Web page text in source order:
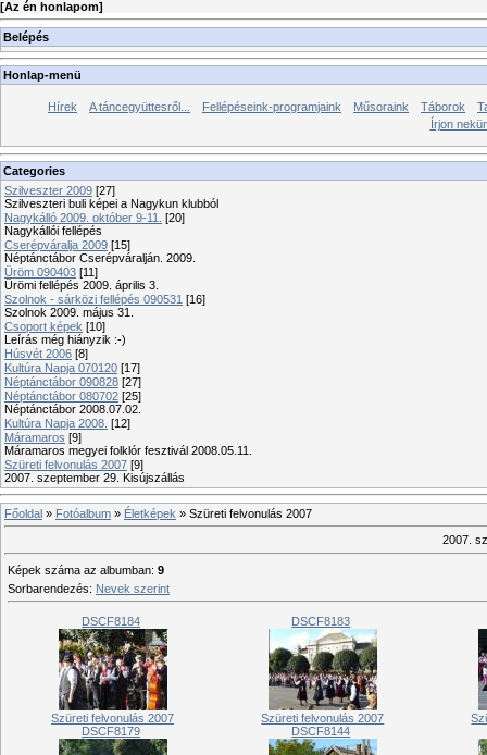
[Az én honlapom]
Belépés
Honlap-menü
Hírek A táncegyüttesről... Fellépéseink-programjaink Műsoraink Táborok
Írjon
Categories
Szilveszter 2009 [27]
Szilveszteri buli képei a Nagykun klubból
Nagykálló 2009. október 9-11.
[20]
Nagykállói fellépés
Cserépváralja 2009 [15]
Néptánctábor Cserépváralján. 2009.
Üröm 090403 [11]
Ürömi fellépés 2009. április 3.
Szolnok - sárközi fellépés 090531 [16]
Szolnok 2009. május 31.
Csoport képek [10]
Leírás még hiányzik :-)
Húsvét 2006 [8]
Kultúra Napja 070120 [17]
Néptánctábor 090828 [27]
Néptánctábor 080702 [25]
Néptánctábor 2008.07.02.
Kultúra Napja 2008. [12]
Máramaros [9]
Máramaros megyei folklór fesztivál 2008.05.11.
Szüreti felvonulás 2007 [9]
2007. szeptember 29. Kisújszállás
Főoldal » Fotóalbum » Életképek » Szüreti felvonulás 2007
2007.
Képek száma az albumban: 9
Sorbarendezés: Nevek szerint
DSCF8184
Szüreti felvonulás 2007
DSCF8183
Szüreti felvonulás 2007
DSCF8179
DSCF8144